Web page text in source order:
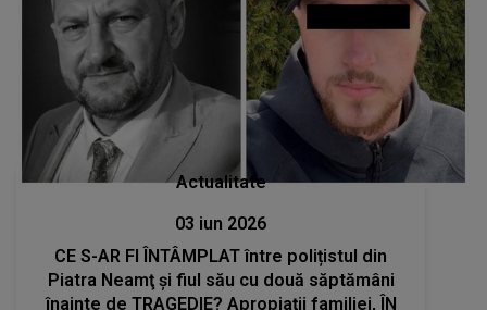
Actualitate
03 iun 2026
CE S-AR FI ÎNTÂMPLAT între polițistul din
Piatra Neamţ și fiul său cu două săptămâni
înainte de TRAGEDIE? Apropiații familiei, ÎN